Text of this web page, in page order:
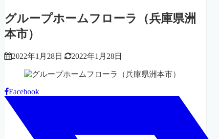
グループホームフローラ（兵庫県洲
本市）
2022年1月28日 2022年1月28日
Facebook